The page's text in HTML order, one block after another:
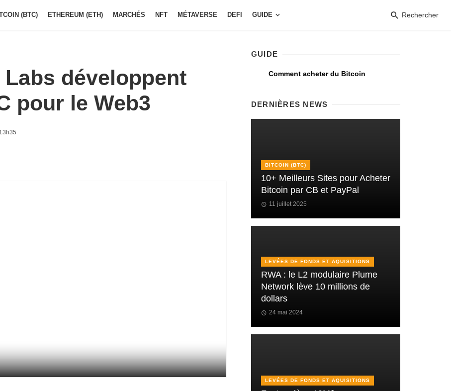
(BTC) ETHEREUM (ETH) MARCHÉS NFT MÉTAVERSE DEFI GUIDE Rechercher
développent
pour le Web3
GUIDE
Comment acheter du Bitcoin
DERNIÈRES NEWS
BITCOIN (BTC)
10+ Meilleurs Sites pour Acheter
Bitcoin par CB et PayPal
11 juillet 2025
LEVÉES DE FONDS ET AQUISITIONS
RWA : le L2 modulaire Plume
Network lève 10 millions de
dollars
24 mai 2024
LEVÉES DE FONDS ET AQUISITIONS